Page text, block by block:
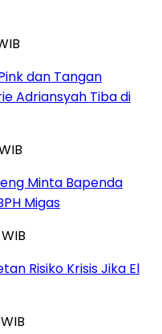
dan Tangan
Adriansyah Tiba di
Minta Bapenda
Migas
Risiko Krisis Jika El